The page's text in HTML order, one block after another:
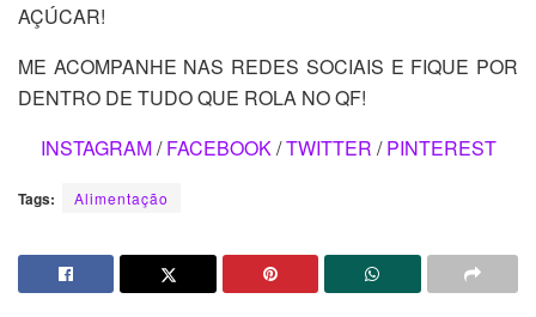
AÇÚCAR!
ME ACOMPANHE NAS REDES SOCIAIS E FIQUE POR
DENTRO DE TUDO QUE ROLA NO QF!
INSTAGRAM/FACEBOOK/TWITTER /PINTEREST
Tags: Alimentação